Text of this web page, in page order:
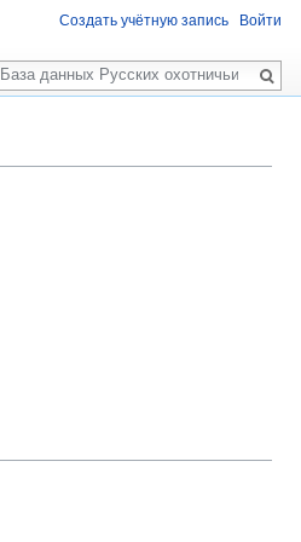
Создать учётную запись Войти